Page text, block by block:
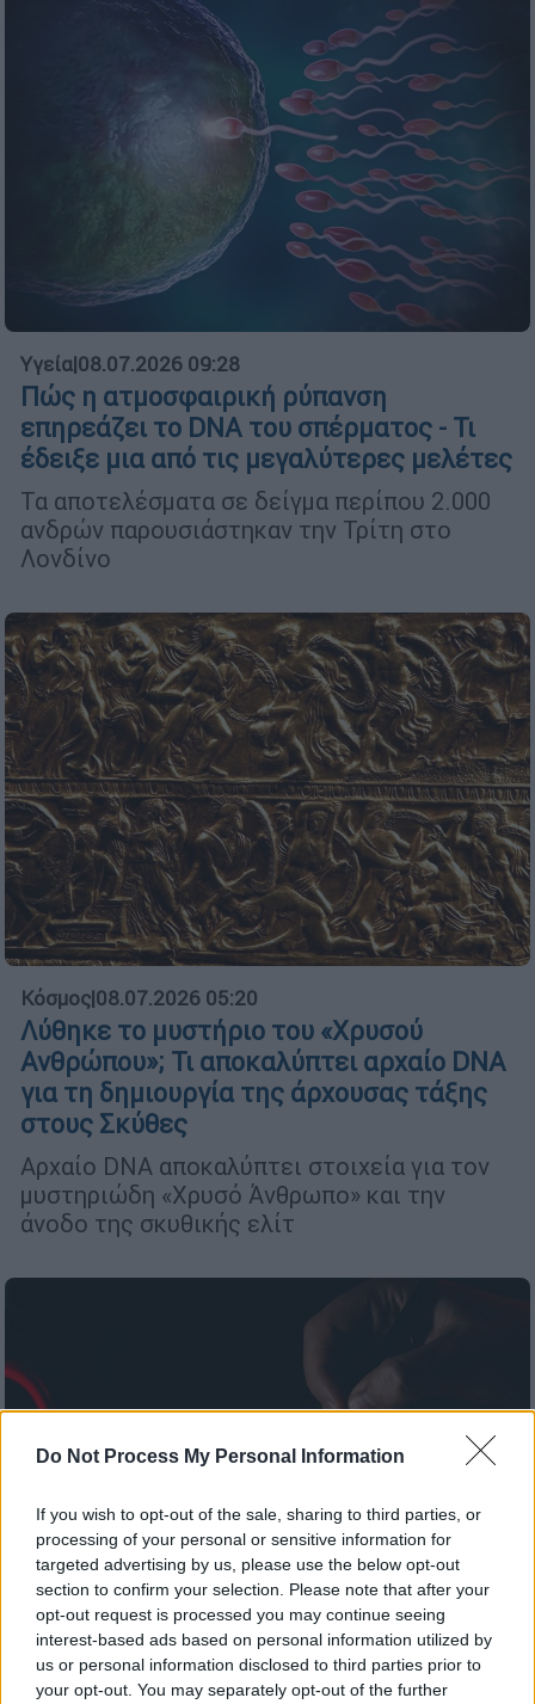
Do Not Process My Personal Information
If you wish to opt-out of the sale, sharing to third parties, or
processing of your personal or sensitive information for
targeted advertising by us, please use the below opt-out
section to confirm your selection. Please note that after your
opt-out request is processed you may continue seeing
interest-based ads based on personal information utilized by
us or personal information disclosed to third parties prior to
your opt-out. You may separately opt-out of the further
Υγεία|08.07.2026 09:28
Πώς η ατμοσφαιρική ρύπανση
επηρεάζει το DNA του σπέρματος - Τι
έδειξε μια από τις μεγαλύτερες μελέτες
Τα αποτελέσματα σε δείγμα περίπου 2.000
ανδρών παρουσιάστηκαν την Τρίτη στο
Λονδίνο
Κόσμος|08.07.2026 05:20
Λύθηκε το μυστήριο του «Χρυσού
Ανθρώπου»; Τι αποκαλύπτει αρχαίο DNA
για τη δημιουργία της άρχουσας τάξης
στους Σκύθες
Αρχαίο DNA αποκαλύπτει στοιχεία για τον
μυστηριώδη «Χρυσό Άνθρωπο» και την
άνοδο της σκυθικής ελίτ
Κόσμος|06.07.2026 11:56
Επιστήμονες ίσως έλυσαν το μυστήριο